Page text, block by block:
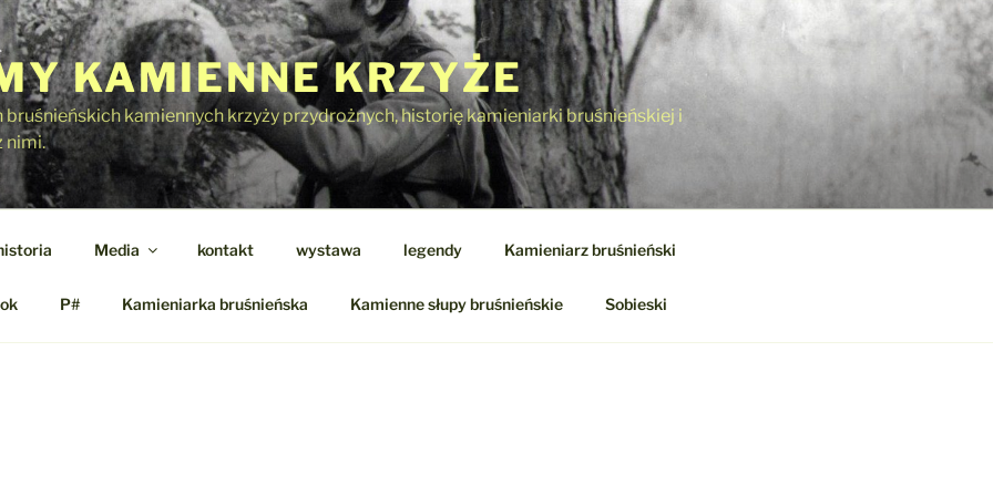
KAMIENNE KRZYŻE
kamiennych krzyży przydrożnych, historię kamieniarki bruśnieńskiej i
nimi.
Media kontakt wystawa legendy Kamieniarz bruśnieński
P# Kamieniarka bruśnieńska Kamienne słupy bruśnieńskie Sobieski